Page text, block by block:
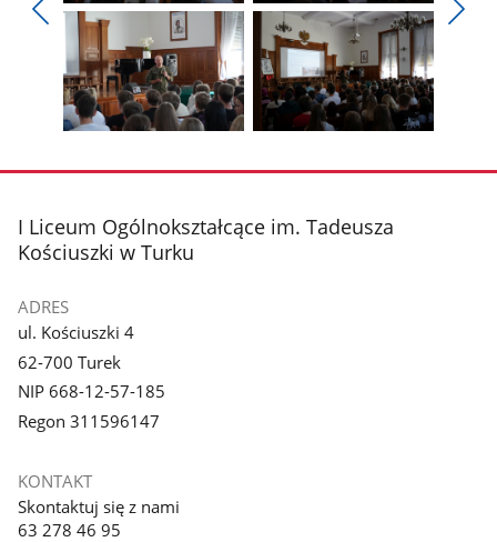
Pokaż
poprzednie
zdjęcia
Pokaż
zdjęcie
1
z
galerii.
Pokaż
zdjęcie
2
galerii.
galerii.
galerii.
stopka
I Liceum Ogólnokształcące im. Tadeusza
Kościuszki w Turku
ADRES
ul. Kościuszki 4
62-700 Turek
NIP 668-12-57-185
Regon 311596147
KONTAKT
Skontaktuj się z nami
63 278 46 95